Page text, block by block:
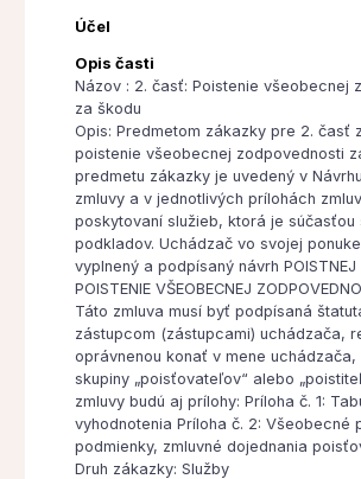
Účel
Opis časti
Názov : 2. časť: Poistenie všeobecnej
za škodu
Opis: Predmetom zákazky pre 2. časť
poistenie všeobecnej zodpovednosti
predmetu zákazky je uvedený v
zmluvy a v jednotlivých prílohách
poskytovaní služieb, ktorá je súčasťou
podkladov. Uchádzač vo svojej
vyplnený a podpísaný návrh POISTNEJ
POISTENIE VŠEOBECNEJ
Táto zmluva musí byť podpísaná
zástupcom (zástupcami) uchádzača,
oprávnenou konať v mene uchádzača,
skupiny „poisťovateľov“ alebo
zmluvy budú aj prílohy: Príloha č. 1:
vyhodnotenia Príloha č. 2: Všeobecné
podmienky, zmluvné dojednania
Druh zákazky: Služby